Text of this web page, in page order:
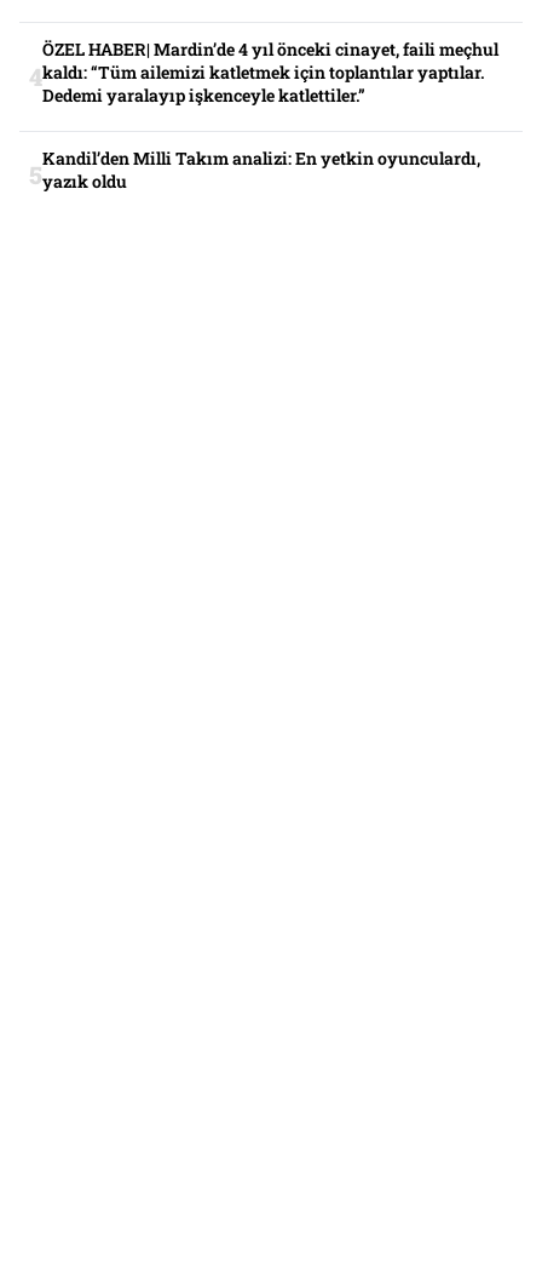
ÖZEL HABER| Mardin’de 4 yıl önceki cinayet, faili meçhul
kaldı: “Tüm ailemizi katletmek için toplantılar yaptılar.
Dedemi yaralayıp işkenceyle katlettiler.”
Kandil’den Milli Takım analizi: En yetkin oyunculardı,
yazık oldu